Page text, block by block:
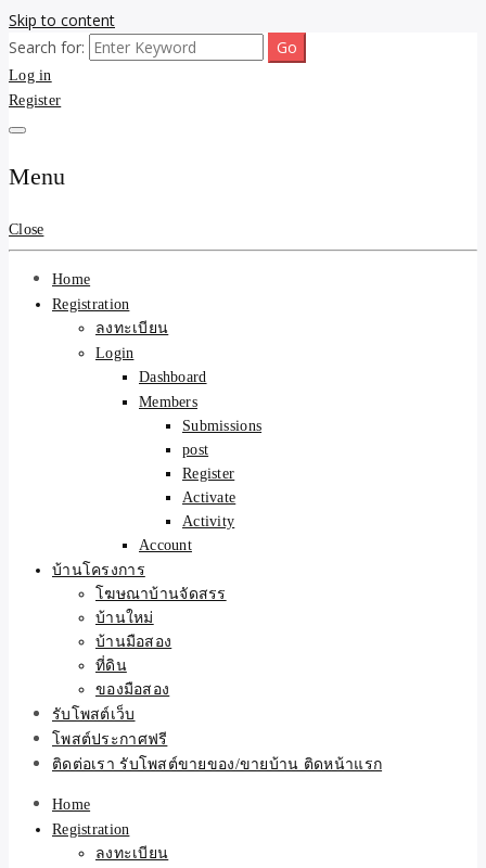
Skip to content
รับจ้างโพสต์ขายบ้าน ขาย
ของ ติดหน้าแรก Google Ai
Search ราคาถูกที่สุด! เน้น
ความคุ้มค่า "ถูกและดีมีอยู่
จริง" (เหมาะกับพ่อค้า
แม่ค้า) บริการโพสต์เว็บ
บอร์ด SEO การันตีงานดี
100% ✨
ขายบ้านไม่ออก ขายสินค้าไม่ได้ บอกเรา! รับจ้างลงโพสต์อสังหาฯ รับโพส
เว็บบอร์ดSEO ดันติดหน้าแรก Google AI ชัวร์ 🎯 … ให้เราจัดการให้! ด้วย
ระบบ AI Search & SEO ที่แม่นยำที่สุด
Search for:
Log in
Register
Menu
Close
Home
Registration
ลงทะเบียน
Login
Dashboard
Members
Submissions
post
Register
Activate
Activity
Account
บ้านโครงการ
โฆษณาบ้านจัดสรร
บ้านใหม่
บ้านมือสอง
ที่ดิน
ของมือสอง
รับโพสต์เว็บ
โพสต์ประกาศฟรี
ติดต่อเรา รับโพสต์ขายของ/ขายบ้าน ติดหน้าแรก
Home
Registration
ลงทะเบียน